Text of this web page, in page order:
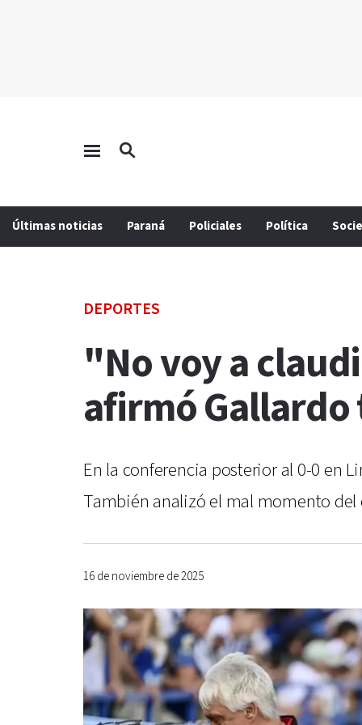
Últimas noticias Paraná Policiales Política
DEPORTES
"No voy a
afirmó Gallardo
En la conferencia posterior al 0-0 en
También analizó el mal momento
16 de noviembre de 2025